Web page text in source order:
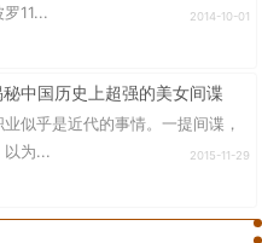
11...
2014-10-01
中国历史上超强的美女间谍
似乎是近代的事情。一提间谍，
以为...
2015-11-29